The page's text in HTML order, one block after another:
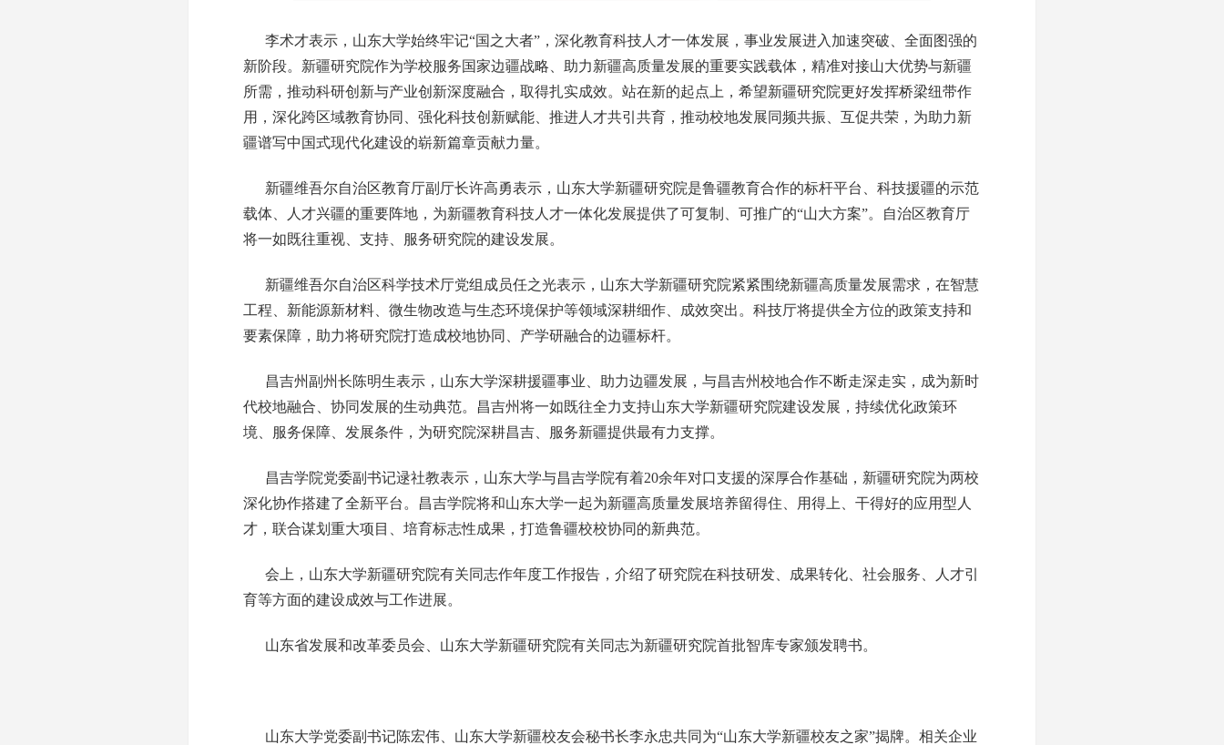
李术才表示，山东大学始终牢记“国之大者”，深化教育科技人才一体发展，事业发展进入加速突破、全面图强的
新阶段。新疆研究院作为学校服务国家边疆战略、助力新疆高质量发展的重要实践载体，精准对接山大优势与新疆
所需，推动科研创新与产业创新深度融合，取得扎实成效。站在新的起点上，希望新疆研究院更好发挥桥梁纽带作
用，深化跨区域教育协同、强化科技创新赋能、推进人才共引共育，推动校地发展同频共振、互促共荣，为助力新
疆谱写中国式现代化建设的崭新篇章贡献力量。
新疆维吾尔自治区教育厅副厅长许高勇表示，山东大学新疆研究院是鲁疆教育合作的标杆平台、科技援疆的示范
载体、人才兴疆的重要阵地，为新疆教育科技人才一体化发展提供了可复制、可推广的“山大方案”。自治区教育厅
将一如既往重视、支持、服务研究院的建设发展。
新疆维吾尔自治区科学技术厅党组成员任之光表示，山东大学新疆研究院紧紧围绕新疆高质量发展需求，在智慧
工程、新能源新材料、微生物改造与生态环境保护等领域深耕细作、成效突出。科技厅将提供全方位的政策支持和
要素保障，助力将研究院打造成校地协同、产学研融合的边疆标杆。
昌吉州副州长陈明生表示，山东大学深耕援疆事业、助力边疆发展，与昌吉州校地合作不断走深走实，成为新时
代校地融合、协同发展的生动典范。昌吉州将一如既往全力支持山东大学新疆研究院建设发展，持续优化政策环
境、服务保障、发展条件，为研究院深耕昌吉、服务新疆提供最有力支撑。
昌吉学院党委副书记逯社教表示，山东大学与昌吉学院有着20余年对口支援的深厚合作基础，新疆研究院为两校
深化协作搭建了全新平台。昌吉学院将和山东大学一起为新疆高质量发展培养留得住、用得上、干得好的应用型人
才，联合谋划重大项目、培育标志性成果，打造鲁疆校校协同的新典范。
会上，山东大学新疆研究院有关同志作年度工作报告，介绍了研究院在科技研发、成果转化、社会服务、人才引
育等方面的建设成效与工作进展。
山东省发展和改革委员会、山东大学新疆研究院有关同志为新疆研究院首批智库专家颁发聘书。
山东大学党委副书记陈宏伟、山东大学新疆校友会秘书长李永忠共同为“山东大学新疆校友之家”揭牌。相关企业